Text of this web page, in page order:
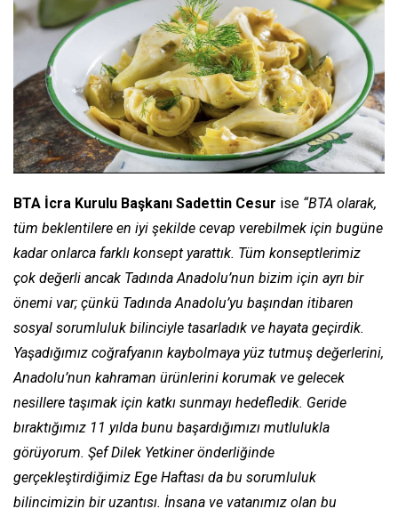
BTA İcra Kurulu Başkanı Sadettin Cesur ise “BTA olarak,
tüm beklentilere en iyi şekilde cevap verebilmek için bugüne
kadar onlarca farklı konsept yarattık. Tüm konseptlerimiz
çok değerli ancak Tadında Anadolu’nun bizim için ayrı bir
önemi var; çünkü Tadında Anadolu’yu başından itibaren
sosyal sorumluluk bilinciyle tasarladık ve hayata geçirdik.
Yaşadığımız coğrafyanın kaybolmaya yüz tutmuş değerlerini,
Anadolu’nun kahraman ürünlerini korumak ve gelecek
nesillere taşımak için katkı sunmayı hedefledik. Geride
bıraktığımız 11 yılda bunu başardığımızı mutlulukla
görüyorum. Şef Dilek Yetkiner önderliğinde
gerçekleştirdiğimiz Ege Haftası da bu sorumluluk
bilincimizin bir uzantısı. İnsana ve vatanımız olan bu